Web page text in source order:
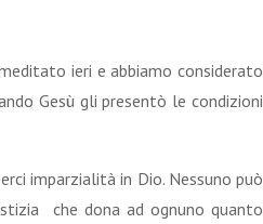
ieri e abbiamo considerato
Gesù gli presentò le condizioni
imparzialità in Dio. Nessuno può
che dona ad ognuno quanto